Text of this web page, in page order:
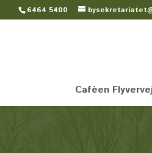
6464 5400
Caféen